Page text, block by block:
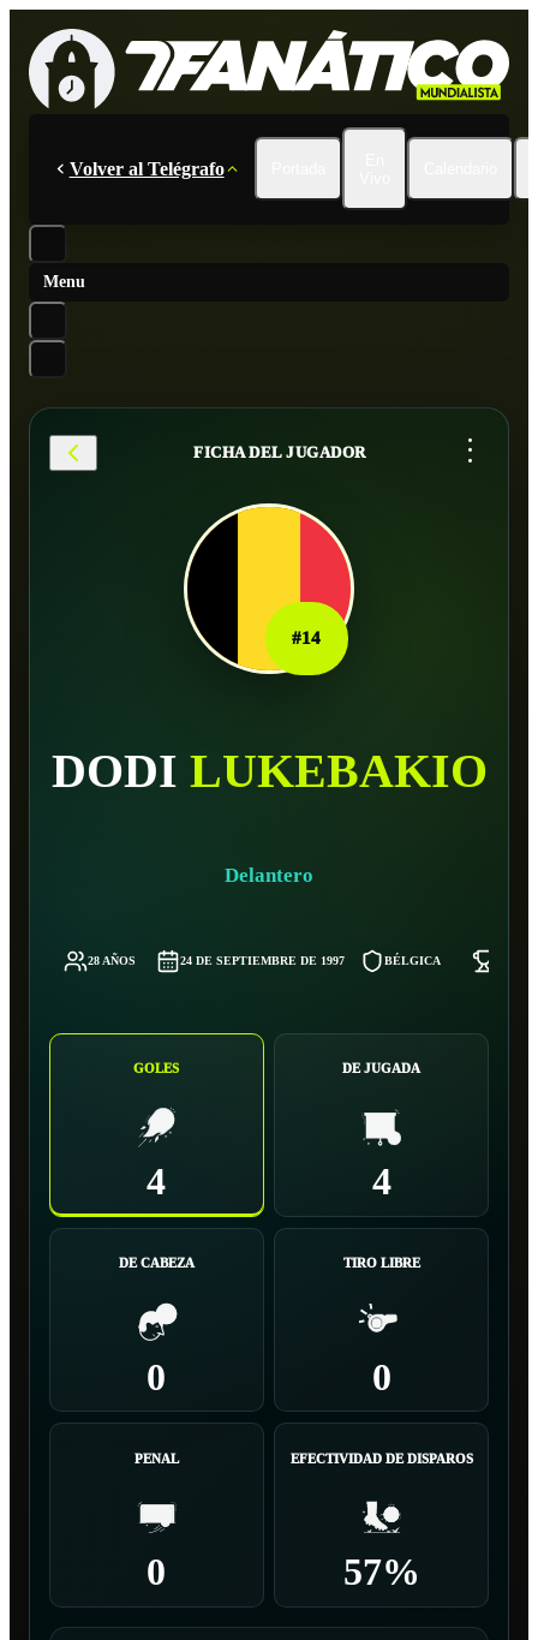
Volver al Telégrafo
Menu
FICHA DEL JUGADOR ...
#14
DODI LUKEBAKIO
Delantero
28 AÑOS 24 DE SEPTIEMBRE DE 1997 BÉLGICA
GOLES
4
DE JUGADA
4
DE CABEZA
0
TIRO LIBRE
0
PENAL
0
EFECTIVIDAD DE DISPAROS
57%